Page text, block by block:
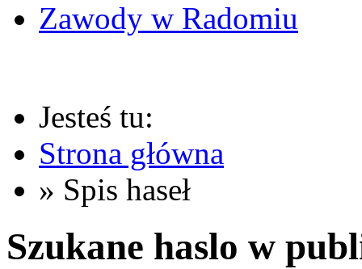
Zawody w Radomiu
Jesteś tu:
Strona główna
» Spis haseł
Szukane haslo w